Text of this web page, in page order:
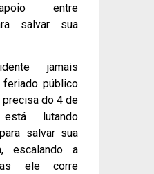
entre
salvar sua
jamais
público
do 4 de
lutando
salvar sua
escalando a
ele corre